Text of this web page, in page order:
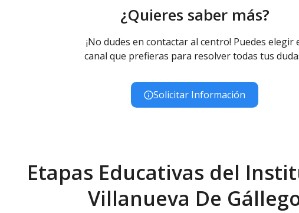
¿Quieres saber más?
¡No dudes en contactar al centro! Puedes elegir
canal que prefieras para resolver todas tus
Solicitar Información
Etapas Educativas del
Villanueva De